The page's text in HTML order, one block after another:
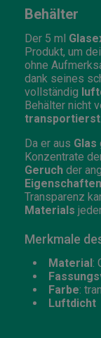
Behälter
Der 5 ml
Produkt, um
ohne
dank seines
vollständig
Behälter nicht
transportierst
Da er aus Glas
Konzentrate
Geruch der
Transparenz
Materials
Merkmale
Material:
Farbe:
Luftdicht